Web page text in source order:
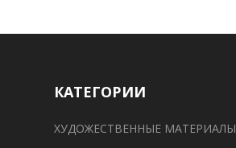
КАТЕГОРИИ
ХУДОЖЕСТВЕННЫЕ МАТЕРИАЛЫ